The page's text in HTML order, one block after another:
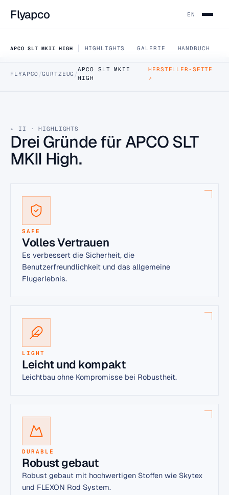
Flyapco EN
APCO SLT MKII HIGH HIGHLIGHTS GALERIE HANDBUCH
DATA SHEET · APCO-SLT-MK2-MITTELHOHE-AUFHAENGUNG
High
Das Universal-Gurtzeug SuperLight (SLT) ist eines der
fortschrittlichsten und am besten ausgestatteten
Gurtzeuge auf dem Markt.
HÄNDLER FINDEN
B2B-PREISE (HÄNDLER-LOGIN)
FLYAPCO /GURTZEUG /APCO SLT MKII
HIGH
HERSTELLER-SEITE
↗
II · HIGHLIGHTS
Drei Gründe für APCO SLT
MKII High.
SAFE
Volles Vertrauen
Es verbessert die Sicherheit, die
Benutzerfreundlichkeit und das allgemeine
Flugerlebnis.
LIGHT
Leicht und kompakt
Leichtbau ohne Kompromisse bei Robustheit.
DURABLE
Robust gebaut
Robust gebaut mit hochwertigen Stoffen wie Skytex
und FLEXON Rod System.